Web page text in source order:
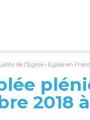
de l'Église› Eglise en
2018